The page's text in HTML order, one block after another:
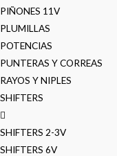
PIÑONES 11V
PLUMILLAS
POTENCIAS
PUNTERAS Y CORREAS
RAYOS Y NIPLES
SHIFTERS
SHIFTERS 2-3V
SHIFTERS 6V